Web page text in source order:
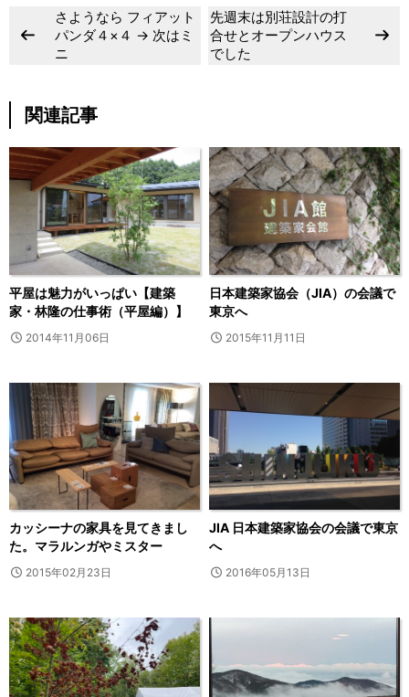
さようなら フィアット
パンダ４×４ → 次はミ
ニ
先週末は別荘設計の打
合せとオープンハウス
でした
関連記事
平屋は魅力がいっぱい【建築
家・林隆の仕事術（平屋編）】
2014年11月06日
日本建築家協会（JIA）の会議で
東京へ
2015年11月11日
カッシーナの家具を見てきまし
た。マラルンガやミスター
2015年02月23日
JIA 日本建築家協会の会議で東京
へ
2016年05月13日